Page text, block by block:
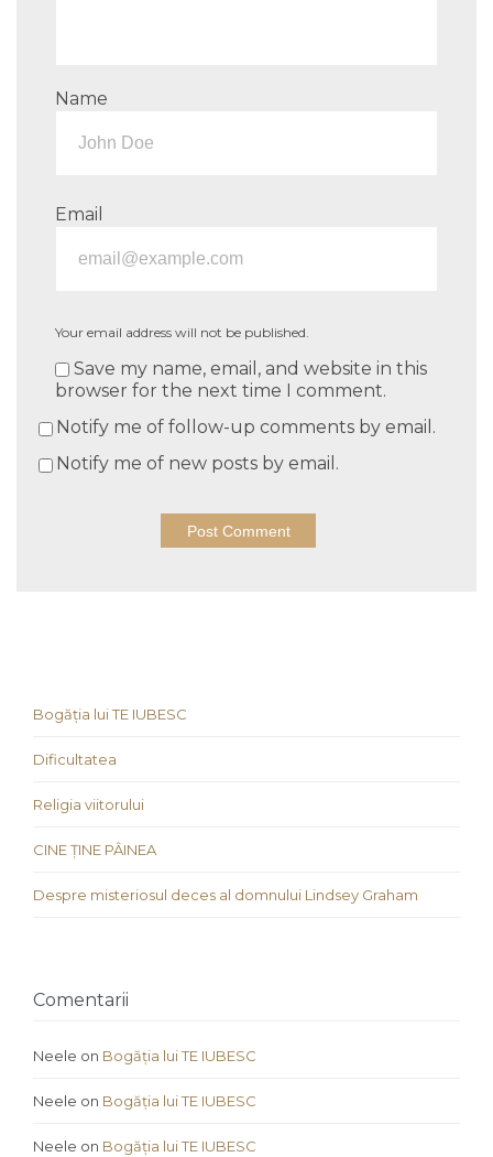
Name
Email
Your email address will not be published.
Save my name, email, and website in this
browser for the next time I comment.
Notify me of follow-up comments by email.
Notify me of new posts by email.
Bogăția lui TE IUBESC
Dificultatea
Religia viitorului
CINE ȚINE PÂINEA
Despre misteriosul deces al domnului Lindsey Graham
Comentarii
Neele on Bogăția lui TE IUBESC
Neele on Bogăția lui TE IUBESC
Neele on Bogăția lui TE IUBESC